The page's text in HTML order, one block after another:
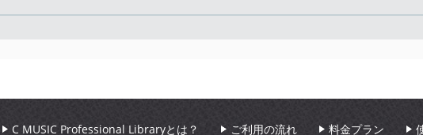
C MUSIC Professional Libraryとは？ ご利用の流れ 料金プラン